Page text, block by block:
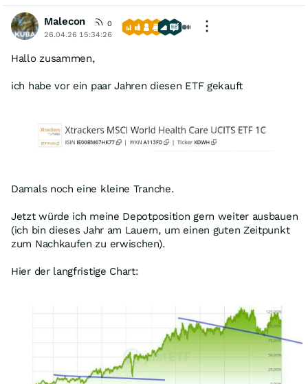
Malecon
0
26.04.26 15:34:26
Hallo zusammen,
ich habe vor ein paar Jahren diesen ETF gekauft
Damals noch eine kleine Tranche.
Jetzt würde ich meine Depotposition gern weiter ausbauen
(ich bin dieses Jahr am Lauern, um einen guten Zeitpunkt
zum Nachkaufen zu erwischen).
Hier der langfristige Chart: